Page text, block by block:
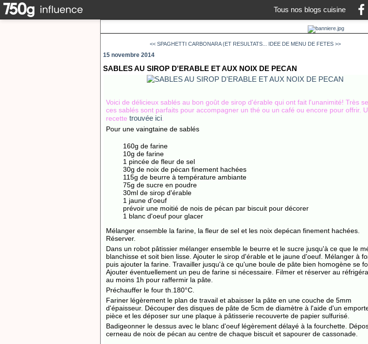
Tous nos blogs cuisine
<< SPAGHETTI CARBONARA (ET RESULTATS... IDEE DE MENU DE FETES >>
15 novembre 2014
SABLES AU SIROP D'ERABLE ET AUX NOIX DE PECAN
Voici de délicieux sablés au bon goût de sirop d'érable qui ont fait l'unanimité! Très
ces sablés sont parfaits pour accompagner un thé ou un café ou encore pour offrir.
recette trouvée ici
Pour une vaingtaine de sablés
160g de farine
10g de farine
1 pincée de fleur de sel
30g de noix de pécan finement hachées
115g de beurre à température ambiante
75g de sucre en poudre
30ml de sirop d'érable
1 jaune d'oeuf
prévoir une moitié de nois de pécan par biscuit pour décorer
1 blanc d'oeuf pour glacer
Mélanger ensemble la farine, la fleur de sel et les noix depécan finement hachées.
Réserver.
Dans un robot pâtissier mélanger ensemble le beurre et le sucre jusqu'à ce que le
blanchisse et soit bien lisse. Ajouter le sirop d'érable et le jaune d'oeuf. Mélanger à
puis ajouter la farine. Travailler jusqu'à ce qu'une boule de pâte bien homogène se
Ajouter éventuellement un peu de farine si nécessaire. Filmer et réserver au
au moins 1h pour raffermir la pâte.
Préchauffer le four th.180°C.
Fariner légèrement le plan de travail et abaisser la pâte en une couche de 5mm
d'épaisseur. Découper des disques de pâte de 5cm de diamètre à l'aide d'un
pièce et les déposer sur une plaque à pâtisserie recouverte de papier sulfurisé.
Badigeonner le dessus avec le blanc d'oeuf légèrement délayé à la fourchette.
cerneau de noix de pécan au centre de chaque biscuit et sapourer de cassonade.